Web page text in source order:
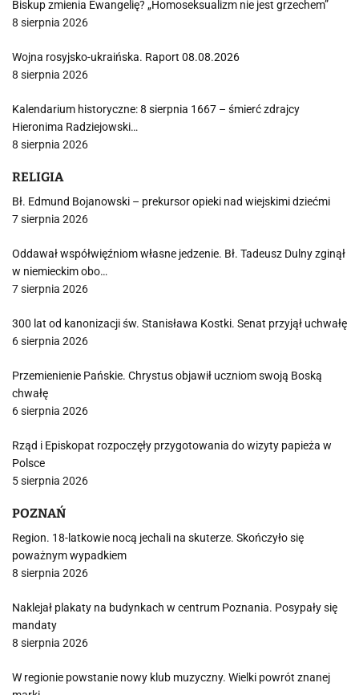
Biskup zmienia Ewangelię? „Homoseksualizm nie jest grzechem”
8 sierpnia 2026
Wojna rosyjsko-ukraińska. Raport 08.08.2026
8 sierpnia 2026
Kalendarium historyczne: 8 sierpnia 1667 – śmierć zdrajcy
Hieronima Radziejowski…
8 sierpnia 2026
RELIGIA
Bł. Edmund Bojanowski – prekursor opieki nad wiejskimi dziećmi
7 sierpnia 2026
Oddawał współwięźniom własne jedzenie. Bł. Tadeusz Dulny zginął
w niemieckim obo…
7 sierpnia 2026
300 lat od kanonizacji św. Stanisława Kostki. Senat przyjął uchwałę
6 sierpnia 2026
Przemienienie Pańskie. Chrystus objawił uczniom swoją Boską
chwałę
6 sierpnia 2026
Rząd i Episkopat rozpoczęły przygotowania do wizyty papieża w
Polsce
5 sierpnia 2026
POZNAŃ
Region. 18-latkowie nocą jechali na skuterze. Skończyło się
poważnym wypadkiem
8 sierpnia 2026
Naklejał plakaty na budynkach w centrum Poznania. Posypały się
mandaty
8 sierpnia 2026
W regionie powstanie nowy klub muzyczny. Wielki powrót znanej